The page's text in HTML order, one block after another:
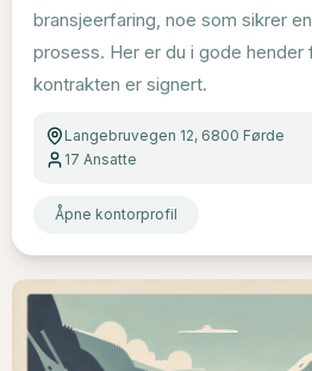
bransjeerfaring, noe som sikrer
prosess. Her er du i gode
kontrakten er signert.
Langebruvegen 12, 6800 Førde
17 Ansatte
Åpne kontorprofil